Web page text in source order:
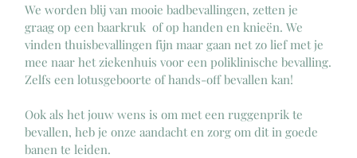
We worden blij van mooie badbevallingen, zetten je
graag op een baarkruk  of op handen en knieën. We
vinden thuisbevallingen fijn maar gaan net zo lief met je
mee naar het ziekenhuis voor een poliklinische bevalling.
Zelfs een lotusgeboorte of hands-off bevallen kan!
Ook als het jouw wens is om met een ruggenprik te
bevallen, heb je onze aandacht en zorg om dit in goede
banen te leiden.